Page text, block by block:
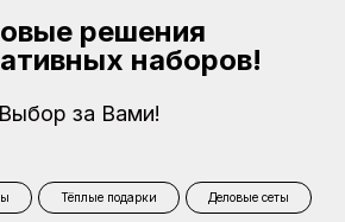
решения
наборов!
Выбор за Вами!
Тёплые подарки Деловые сеты